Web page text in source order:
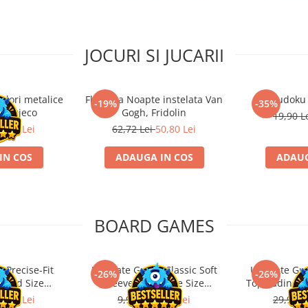
JOCURI SI JUCARII
metalice
Djeco
Lei
COS
-19%
Flasneta Noapte instelata Van
Gogh, Fridolin
62,72 Lei50,80 Lei
ADAUGA IN COS
-35%
19,90
BOARD GAMES
Precise-Fit
Size
(100)
Lei
-26%
Ultimate Guard Classic Soft
Sleeves Japanese Size
Transparent (100)
9,99 Lei7,39 Lei
-26%
Ultimate
Toploading
29,90